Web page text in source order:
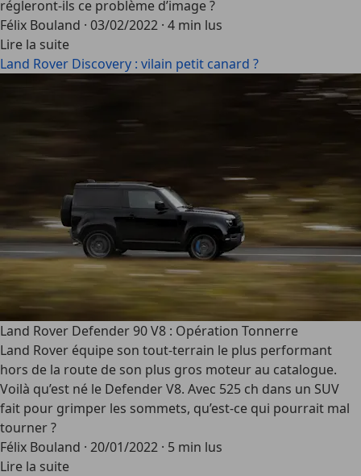
régleront-ils ce problème d’image ?
Félix Bouland · 03/02/2022 · 4 min lus
Lire la suite
Land Rover Discovery : vilain petit canard ?
Land Rover Defender 90 V8 : Opération Tonnerre
Land Rover équipe son tout-terrain le plus performant
hors de la route de son plus gros moteur au catalogue.
Voilà qu’est né le Defender V8. Avec 525 ch dans un SUV
fait pour grimper les sommets, qu’est-ce qui pourrait mal
tourner ?
Félix Bouland · 20/01/2022 · 5 min lus
Lire la suite